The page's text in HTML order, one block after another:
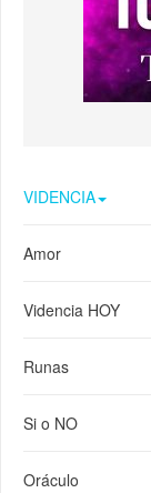
VIDENCIA
Amor
Videncia HOY
Runas
Si o NO
Oráculo